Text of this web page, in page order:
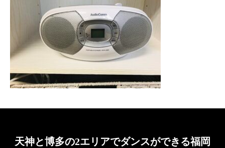
天神と博多の2エリアでダンスができる福岡